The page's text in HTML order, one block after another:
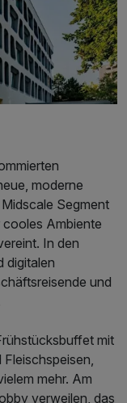
moderne
Segment
Ambiente
In den
digitalen
und
mit
mehr. Am
verweilen, das